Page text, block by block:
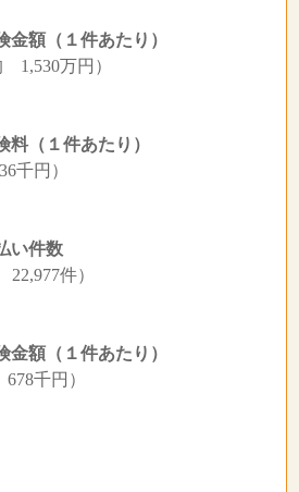
金額（１件あたり）
万円）
料（１件あたり）
千円）
い件数
件）
金額（１件あたり）
千円）